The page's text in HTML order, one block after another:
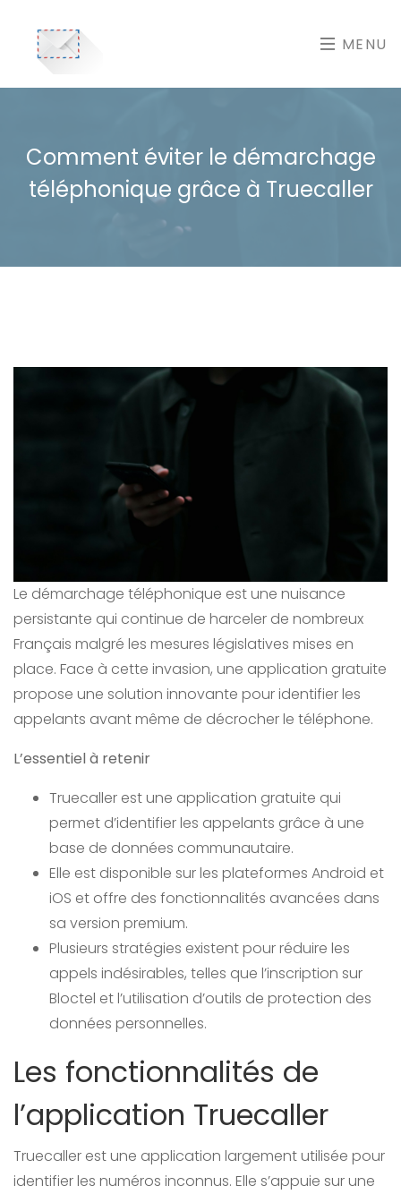
MENU
Comment éviter le démarchage
téléphonique grâce à Truecaller
Le démarchage téléphonique est une nuisance
persistante qui continue de harceler de nombreux
Français malgré les mesures législatives mises en
place. Face à cette invasion, une application gratuite
propose une solution innovante pour identifier les
appelants avant même de décrocher le téléphone.
L’essentiel à retenir
Truecaller est une application gratuite qui
permet d’identifier les appelants grâce à une
base de données communautaire.
Elle est disponible sur les plateformes Android et
iOS et offre des fonctionnalités avancées dans
sa version premium.
Plusieurs stratégies existent pour réduire les
appels indésirables, telles que l’inscription sur
Bloctel et l’utilisation d’outils de protection des
données personnelles.
Les fonctionnalités de
l’application Truecaller
Truecaller est une application largement utilisée pour
identifier les numéros inconnus. Elle s’appuie sur une